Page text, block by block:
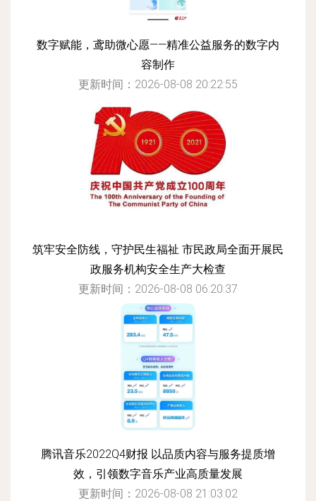
数字赋能，鸢助微心愿——精准公益服务的数字内
容制作
更新时间：2026-08-08 20:22:55
筑牢安全防线，守护民生福祉 市民政局全面开展民
政服务机构安全生产大检查
更新时间：2026-08-08 06:20:37
腾讯音乐2022Q4财报 以品质内容与服务提质增
效，引领数字音乐产业高质量发展
更新时间：2026-08-08 21:03:02